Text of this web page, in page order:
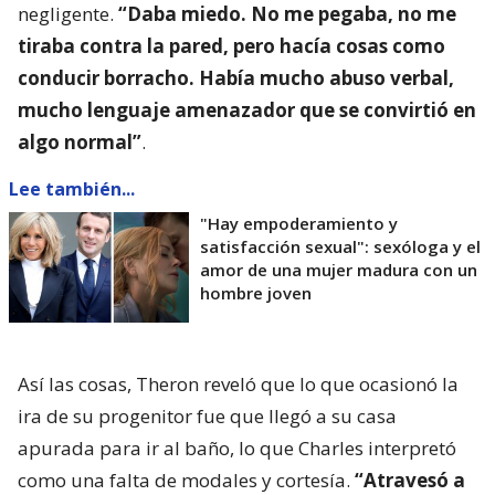
negligente. “Daba miedo. No me pegaba, no me
tiraba contra la pared, pero hacía cosas como
conducir borracho. Había mucho abuso verbal,
mucho lenguaje amenazador que se convirtió en
algo normal”.
Lee también...
"Hay empoderamiento y
satisfacción sexual": sexóloga y el
amor de una mujer madura con un
hombre joven
Así las cosas, Theron reveló que lo que ocasionó la
ira de su progenitor fue que llegó a su casa
apurada para ir al baño, lo que Charles interpretó
como una falta de modales y cortesía. “Atravesó a